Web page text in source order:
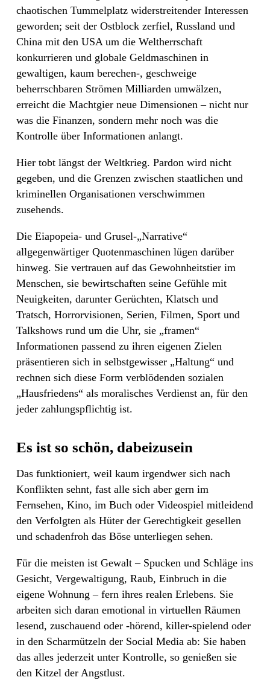
chaotischen Tummelplatz widerstreitender Interessen
geworden; seit der Ostblock zerfiel, Russland und
China mit den USA um die Weltherrschaft
konkurrieren und globale Geldmaschinen in
gewaltigen, kaum berechen-, geschweige
beherrschbaren Strömen Milliarden umwälzen,
erreicht die Machtgier neue Dimensionen – nicht nur
was die Finanzen, sondern mehr noch was die
Kontrolle über Informationen anlangt.
Hier tobt längst der Weltkrieg. Pardon wird nicht
gegeben, und die Grenzen zwischen staatlichen und
kriminellen Organisationen verschwimmen
zusehends.
Die Eiapopeia- und Grusel-„Narrative“
allgegenwärtiger Quotenmaschinen lügen darüber
hinweg. Sie vertrauen auf das Gewohnheitstier im
Menschen, sie bewirtschaften seine Gefühle mit
Neuigkeiten, darunter Gerüchten, Klatsch und
Tratsch, Horrorvisionen, Serien, Filmen, Sport und
Talkshows rund um die Uhr, sie „framen“
Informationen passend zu ihren eigenen Zielen
präsentieren sich in selbstgewisser „Haltung“ und
rechnen sich diese Form verblödenden sozialen
„Hausfriedens“ als moralisches Verdienst an, für den
jeder zahlungspflichtig ist.
Es ist so schön, dabeizusein
Das funktioniert, weil kaum irgendwer sich nach
Konflikten sehnt, fast alle sich aber gern im
Fernsehen, Kino, im Buch oder Videospiel mitleidend
den Verfolgten als Hüter der Gerechtigkeit gesellen
und schadenfroh das Böse unterliegen sehen.
Für die meisten ist Gewalt – Spucken und Schläge ins
Gesicht, Vergewaltigung, Raub, Einbruch in die
eigene Wohnung – fern ihres realen Erlebens. Sie
arbeiten sich daran emotional in virtuellen Räumen
lesend, zuschauend oder -hörend, killer-spielend oder
in den Scharmützeln der Social Media ab: Sie haben
das alles jederzeit unter Kontrolle, so genießen sie
den Kitzel der Angstlust.